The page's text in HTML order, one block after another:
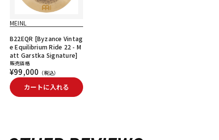
MEINL
B22EQR [Byzance Vintag
e Equilibrium Ride 22 - M
att Garstka Signature]
販売価格
¥99,000 （税込）
カートに入れる